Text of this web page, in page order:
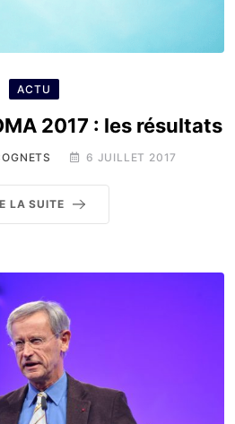
ACTU
2017 : les résultats
6 JUILLET 2017
LA SUITE